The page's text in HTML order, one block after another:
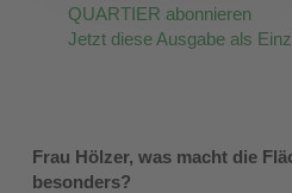
QUARTIER abonnieren
Jetzt diese Ausgabe als
Frau Hölzer, was macht die
besonders?